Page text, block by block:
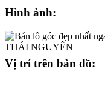
Hình ảnh:
Vị trí trên bản đồ: